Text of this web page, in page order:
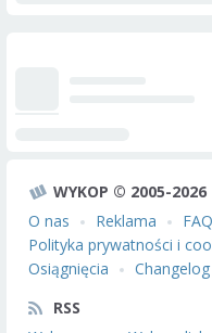
WYKOP © 2005-2026
O nas
Reklama FAQ
Polityka prywatności i
Osiągnięcia
Changelog
RSS